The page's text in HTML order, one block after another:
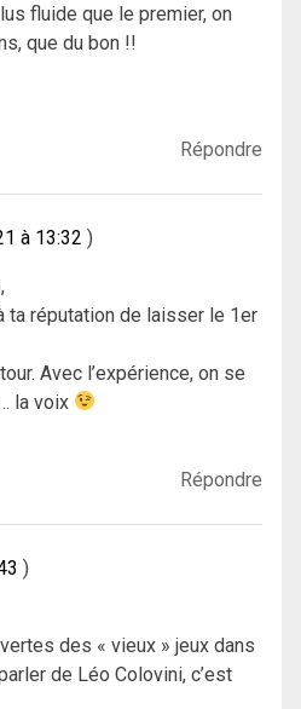
fluide que le premier, on
que du bon !!
Répondre
à 13:32
ta réputation de laisser le 1er
Avec l’expérience, on se
la voix
Répondre
des « vieux » jeux dans
de Léo Colovini, c’est